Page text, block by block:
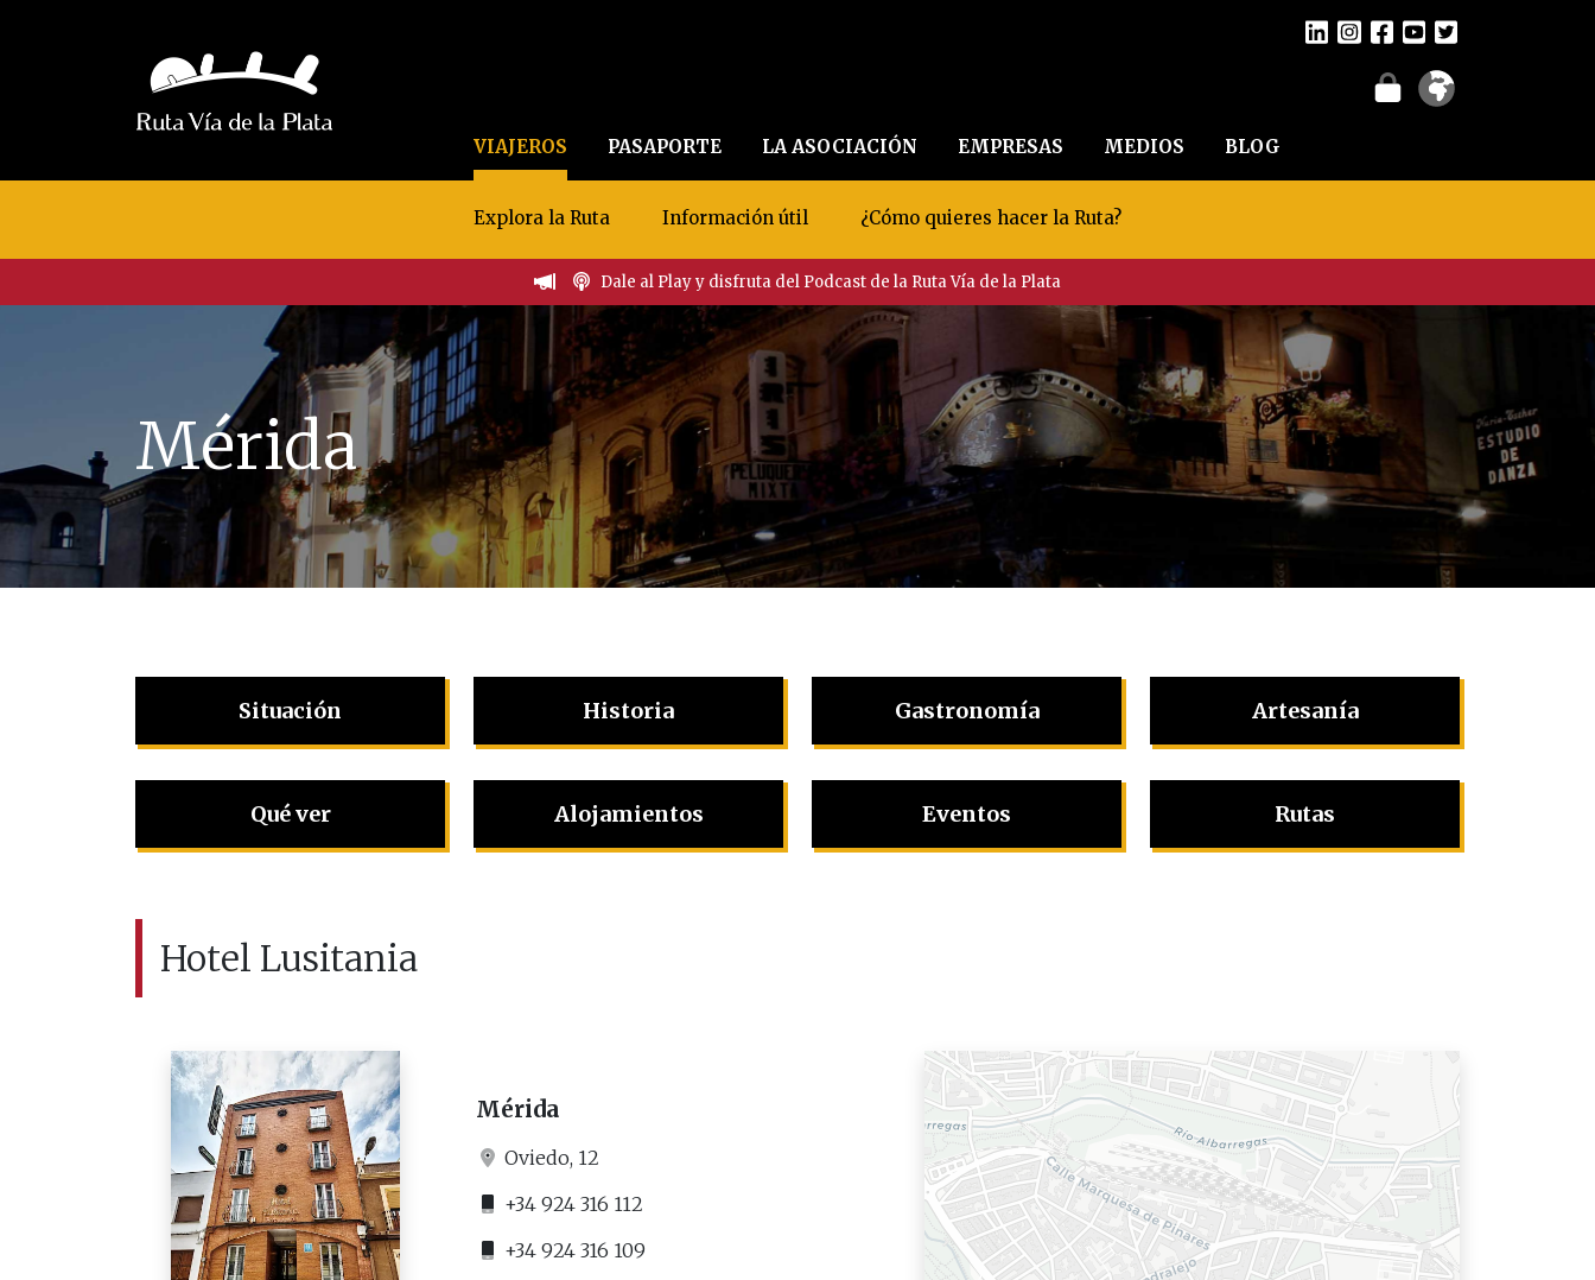
VIAJEROS PASAPORTE LA ASOCIACIÓN EMPRESAS MEDIOS BLOG
Explora la Ruta Información útil ¿Cómo quieres hacer la Ruta?
Dale al Play y disfruta del Podcast de la Ruta Vía de la Plata
Mérida
Situación Historia
Qué ver Alojamientos
Gastronomía Artesanía
Eventos Rutas
Hotel Lusitania
Mérida
Oviedo, 12
+34 924 316 112
+34 924 316 109